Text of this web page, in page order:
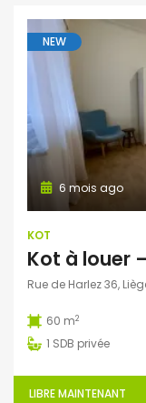
NEW
6 mois ago
KOT
Kot à louer
Rue de Harlez 36,
60 m2
1 SDB privée
LIBRE MAINTENANT